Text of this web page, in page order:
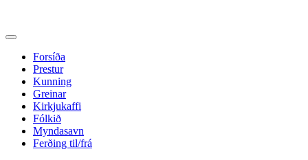
Forsíða
Prestur
Kunning
Greinar
Kirkjukaffi
Fólkið
Myndasavn
Ferðing til/frá